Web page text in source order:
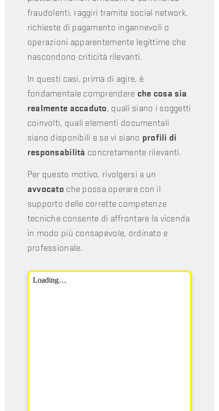
fraudolenti, raggiri tramite social network,
richieste di pagamento ingannevoli o
operazioni apparentemente legittime che
nascondono criticità rilevanti.
In questi casi, prima di agire, è
fondamentale comprendere che cosa sia
realmente accaduto, quali siano i soggetti
coinvolti, quali elementi documentali
siano disponibili e se vi siano profili di
responsabilità concretamente rilevanti.
Per questo motivo, rivolgersi a un
avvocato che possa operare con il
supporto delle corrette competenze
tecniche consente di affrontare la vicenda
in modo più consapevole, ordinato e
professionale.